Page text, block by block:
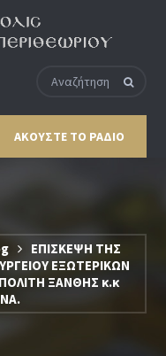
ΑΚΟΥΣΤΕ ΤΟ ΡΑΔΙΟ
ΕΠΙΣΚΕΨΗ ΤΗΣ
ΕΞΩΤΕΡΙΚΩΝ
ΞΑΝΘΗΣ κ.κ